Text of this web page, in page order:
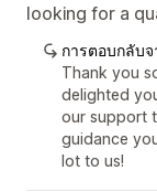
looking for a
การตอบกลับ
Thank you
delighted
our support
guidance
lot to us!